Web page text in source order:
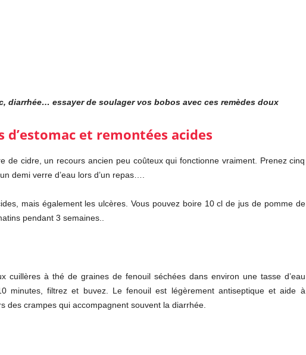
diarrhée… essayer de soulager vos bobos avec ces remèdes doux
d’estomac et remontées acides
de cidre, un recours ancien peu coûteux qui fonctionne vraiment. Prenez cinq
demi verre d’eau lors d’un repas….
mais également les ulcères. Vous pouvez boire 10 cl de jus de pomme de
pendant 3 semaines..
cuillères à thé de graines de fenouil séchées dans environ une tasse d’eau
minutes, filtrez et buvez. Le fenouil est légèrement antiseptique et aide à
des crampes qui accompagnent souvent la diarrhée.